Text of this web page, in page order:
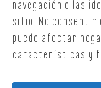
navegación o las
sitio. No
puede afectar
características y